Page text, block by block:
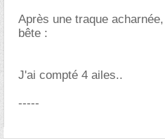
Après une traque
bête :
J'ai compté 4 ailes..
-----